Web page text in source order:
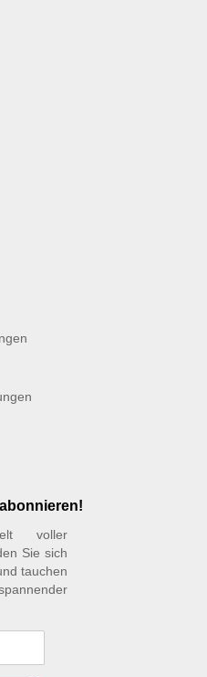
voller
Sie sich
tauchen